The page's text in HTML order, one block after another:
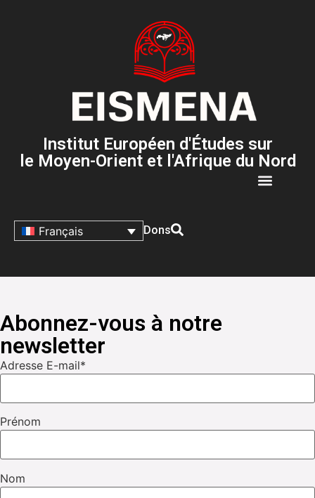
Institut Européen d'Études sur
le Moyen-Orient et l'Afrique du Nord
Français Dons
Abonnez-vous à notre
newsletter
Adresse E-mail*
Prénom
Nom